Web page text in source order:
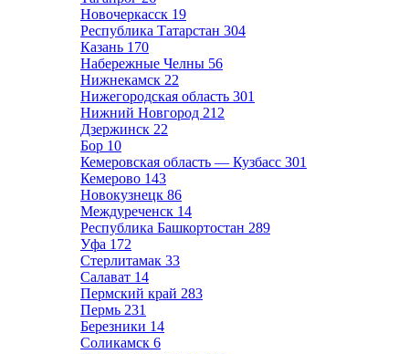
Новочеркасск 19
Республика Татарстан 304
Казань 170
Набережные Челны 56
Нижнекамск 22
Нижегородская область 301
Нижний Новгород 212
Дзержинск 22
Бор 10
Кемеровская область — Кузбасс 301
Кемерово 143
Новокузнецк 86
Междуреченск 14
Республика Башкортостан 289
Уфа 172
Стерлитамак 33
Салават 14
Пермский край 283
Пермь 231
Березники 14
Соликамск 6